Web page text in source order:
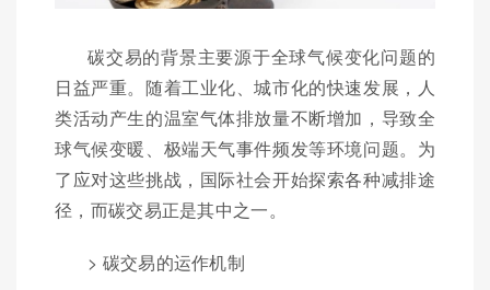
碳交易的背景主要源于全球气候变化问题的
日益严重。随着工业化、城市化的快速发展，人
类活动产生的温室气体排放量不断增加，导致全
球气候变暖、极端天气事件频发等环境问题。为
了应对这些挑战，国际社会开始探索各种减排途
径，而碳交易正是其中之一。
> 碳交易的运作机制